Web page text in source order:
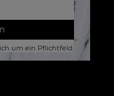
um ein Pflichtfeld.